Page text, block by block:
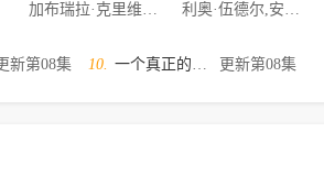
加布瑞拉·克里维,乔·哈特利,瑞贝卡·穆雷尔,迪·波特切尔,罗德里·梅里尔
利奥·伍德尔,安比卡·茂德,埃茜·戴维斯,蒂姆·普雷斯顿,安珀·格拉比,蒂姆·麦克纳尼,乔尼·韦尔登,布伦丹·奎因,亚当·洛克斯利,约翰·麦克米兰,Anne Bird,瑞贝卡·穆雷尔,Jodie Price,Will Hislop,Jake Siame,Joe Barnes,Sophie Wolff,马克·罗利,梅根·特雷德韦,Angus Alderson
新第08集 10. 更新第08集
一个真正的女人第一季